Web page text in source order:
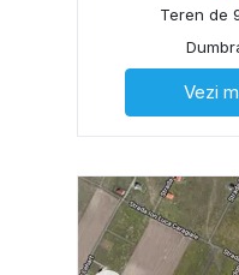
Teren de
Vezi